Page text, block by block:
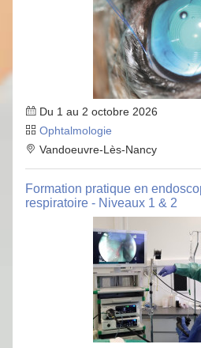
Du 1 au 2 octobre 2026
Ophtalmologie
Vandoeuvre-Lès-Nancy
Formation pratique en
respiratoire - Niveaux 1 & 2